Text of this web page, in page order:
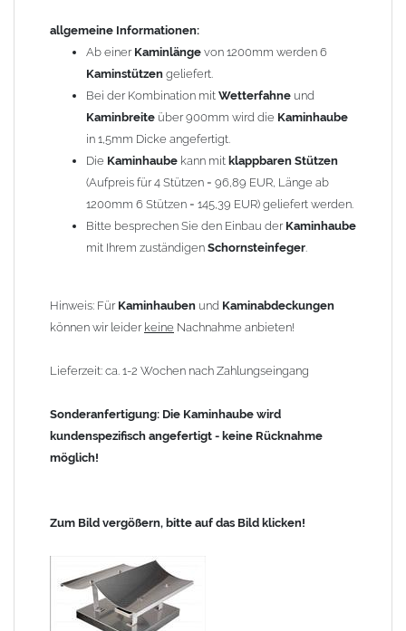
allgemeine Informationen:
Ab einer Kaminlänge von 1200mm werden 6
Kaminstützen geliefert.
Bei der Kombination mit Wetterfahne und
Kaminbreite über 900mm wird die Kaminhaube
in 1,5mm Dicke angefertigt.
Die Kaminhaube kann mit klappbaren Stützen
(Aufpreis für 4 Stützen = 96,89 EUR, Länge ab
1200mm 6 Stützen = 145,39 EUR) geliefert werden.
Bitte besprechen Sie den Einbau der Kaminhaube
mit Ihrem zuständigen Schornsteinfeger.
Hinweis: Für Kaminhauben und Kaminabdeckungen
können wir leider keine Nachnahme anbieten!
Lieferzeit: ca. 1-2 Wochen nach Zahlungseingang
Sonderanfertigung: Die Kaminhaube wird
kundenspezifisch angefertigt - keine Rücknahme
möglich!
Zum Bild vergößern, bitte auf das Bild klicken!